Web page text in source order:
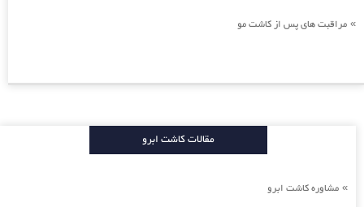
» مراقبت های پس از کاشت مو
مقالات کاشت ابرو
» مشاوره کاشت ابرو